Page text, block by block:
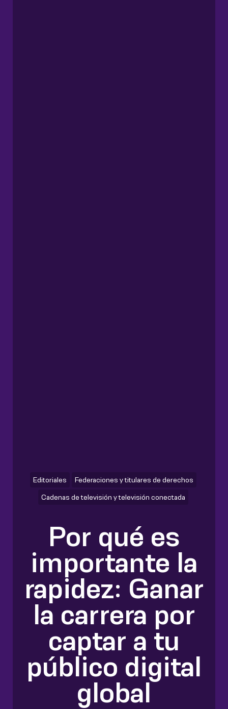
Editoriales Federaciones y titulares de derechos
Cadenas de televisión y televisión conectada
Por qué es
importante la
rapidez: Ganar
la carrera por
captar a tu
público digital
global